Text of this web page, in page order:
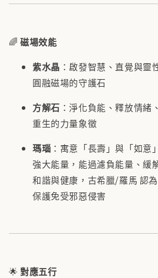
🌈磁場效能
紫水晶 ：啟發智慧、直覺與靈
圓融磁場的守護石
方解石 ：淨化負能、釋放情緒
重生的力量象徵
瑪瑙 ：寓意「長壽」與「如意
強大能量，能過濾負能量、緩
和諧與健康，古希臘/羅馬 認
保護免受邪惡侵害
🌟對應五行